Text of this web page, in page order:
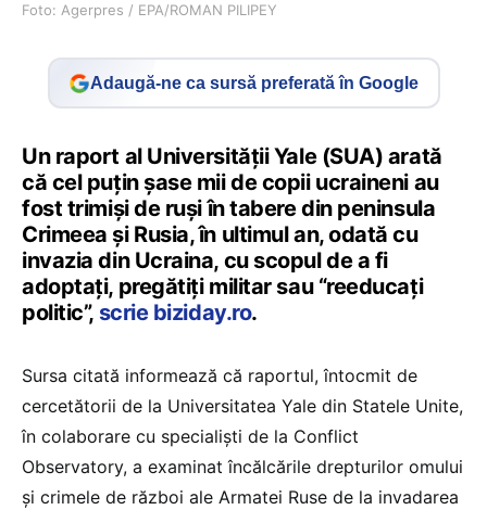
Foto: Agerpres / EPA/ROMAN PILIPEY
Adaugă-ne ca sursă preferată în Google
Un raport al Universității Yale (SUA) arată
că cel puțin șase mii de copii ucraineni au
fost trimiși de ruși în tabere din peninsula
Crimeea și Rusia, în ultimul an, odată cu
invazia din Ucraina, cu scopul de a fi
adoptați, pregătiți militar sau “reeducați
politic”, scrie biziday.ro.
Sursa citată informează că raportul, întocmit de
cercetătorii de la Universitatea Yale din Statele Unite,
în colaborare cu specialiști de la Conflict
Observatory, a examinat încălcările drepturilor omului
și crimele de război ale Armatei Ruse de la invadarea